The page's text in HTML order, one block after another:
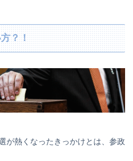
？！
が熱くなったきっかけとは、参政